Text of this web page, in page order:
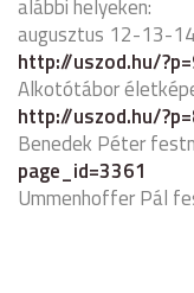
alábbi helyeken:
augusztus 12-13-
http://uszod.hu/
Alkotótábor
http://uszod.hu/
Benedek Péter
page_id=3361
Ummenhoffer Pál